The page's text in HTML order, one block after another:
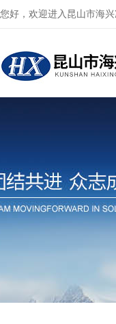
您好，欢迎进入昆山市海